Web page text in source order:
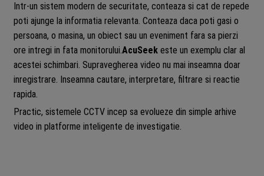
Intr-un sistem modern de securitate, conteaza si cat de repede
poti ajunge la informatia relevanta. Conteaza daca poti gasi o
persoana, o masina, un obiect sau un eveniment fara sa pierzi
ore intregi in fata monitorului.AcuSeekeste un exemplu clar al
acestei schimbari. Supravegherea video nu mai inseamna doar
inregistrare. Inseamna cautare, interpretare, filtrare si reactie
rapida.
Practic, sistemele CCTV incep sa evolueze din simple arhive
video in platforme inteligente de investigatie.